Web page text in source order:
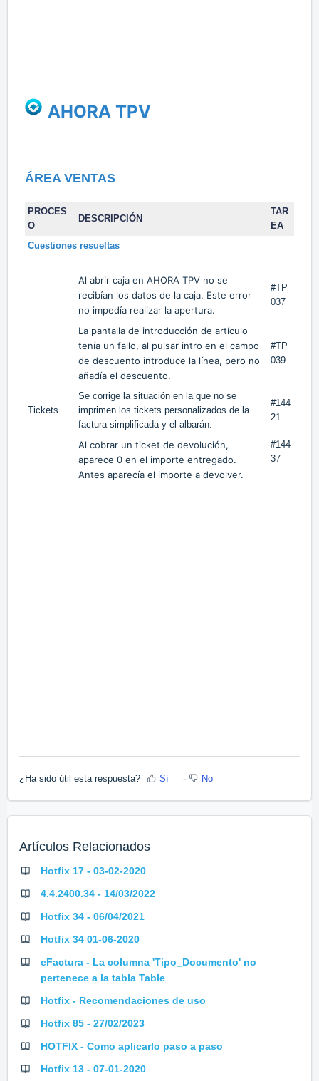
AHORA TPV
ÁREA VENTAS
PROCES
O
DESCRIPCIÓN
TAR
EA
Cuestiones resueltas
Al abrir caja en AHORA TPV no se
recibían los datos de la caja. Este error
no impedía realizar la apertura.
#TP
037
La pantalla de introducción de artículo
tenía un fallo, al pulsar intro en el campo
de descuento introduce la línea, pero no
añadía el descuento.
#TP
039
Tickets
Se corrige la situación en la que no se
imprimen los tickets personalizados de la
factura simplificada y el albarán.
#144
21
Al cobrar un ticket de devolución,
aparece 0 en el importe entregado.
Antes aparecía el importe a devolver.
#144
37
¿Ha sido útil esta respuesta? Sí No
Artículos Relacionados
Hotfix 17 - 03-02-2020
4.4.2400.34 - 14/03/2022
Hotfix 34 - 06/04/2021
Hotfix 34 01-06-2020
eFactura - La columna 'Tipo_Documento' no
pertenece a la tabla Table
Hotfix - Recomendaciones de uso
Hotfix 85 - 27/02/2023
HOTFIX - Como aplicarlo paso a paso
Hotfix 13 - 07-01-2020